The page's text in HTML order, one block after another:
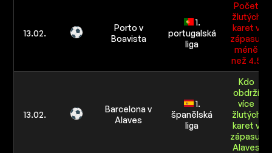
13.02.
Porto v
Boavista
1.
portugalská
liga
Počet
žlutých
karet v
zápasu:
méně
než 4.5
13.02.
Barcelona v
Alaves
1.
španělská
liga
Kdo
obdrží
více
žlutých
karet v
zápasu:
Alaves